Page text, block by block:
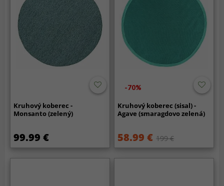
Kruhový koberec -
Monsanto (zelený)
99.99 €
-70%
Kruhový koberec (sisal) -
Agave (smaragdovo zelená)
58.99 € 199 €